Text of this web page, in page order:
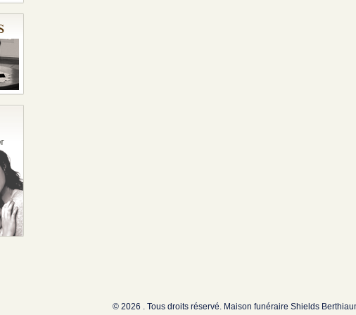
© 2026 . Tous droits réservé. Maison funéraire Shields